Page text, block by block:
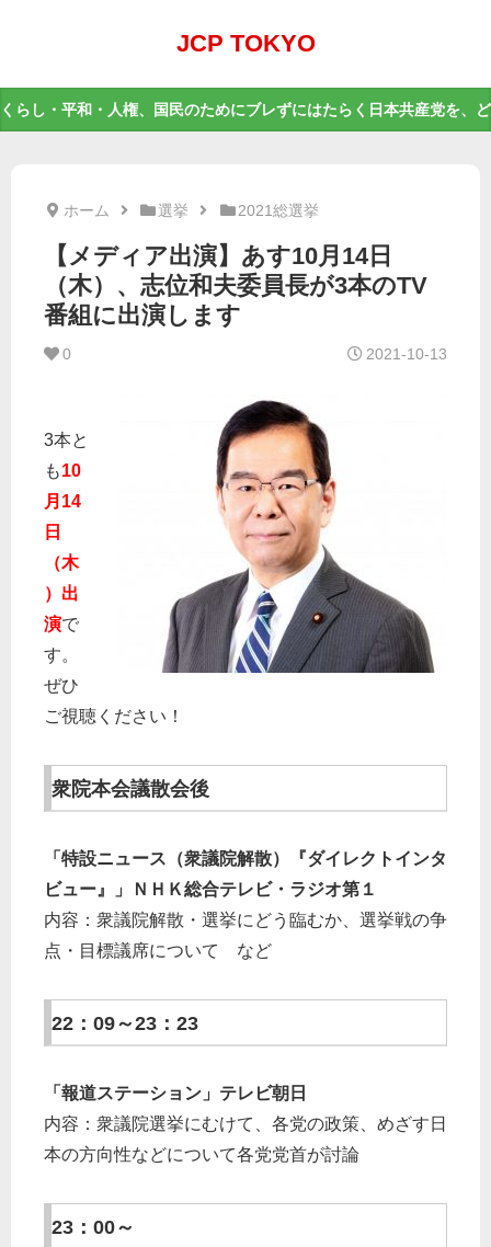
JCP TOKYO
くらし・平和・人権、国民のためにブレずにはたらく日本共産党を、
ホーム 選挙 2021総選挙
【メディア出演】あす10月14日
（木）、志位和夫委員長が3本のTV
番組に出演します
0 2021-10-13
3本と
も10
月14
日
（木
）出
演で
す。
ぜひ
ご視聴ください！
衆院本会議散会後
「特設ニュース（衆議院解散）『ダイレクトインタ
ビュー』」ＮＨＫ総合テレビ・ラジオ第１
内容：衆議院解散・選挙にどう臨むか、選挙戦の争
点・目標議席について など
22：09～23：23
「報道ステーション」テレビ朝日
内容：衆議院選挙にむけて、各党の政策、めざす日
本の方向性などについて各党党首が討論
23：00～